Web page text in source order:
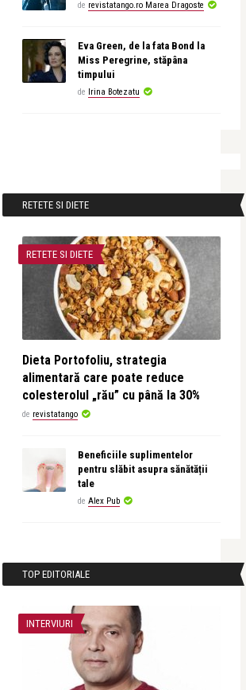
de revistatango.ro Marea Dragoste
Eva Green, de la fata Bond la
Miss Peregrine, stăpâna
timpului
de Irina Botezatu
RETETE SI DIETE
RETETE SI DIETE
Dieta Portofoliu, strategia
alimentară care poate reduce
colesterolul „rău” cu până la 30%
de revistatango
Beneficiile suplimentelor
pentru slăbit asupra sănătății
tale
de Alex Pub
TOP EDITORIALE
INTERVIURI